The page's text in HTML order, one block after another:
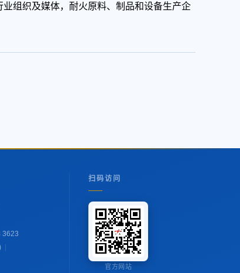
组织及媒体，耐火原料、制品和设备生产企
3623
扫码访问
官方网站